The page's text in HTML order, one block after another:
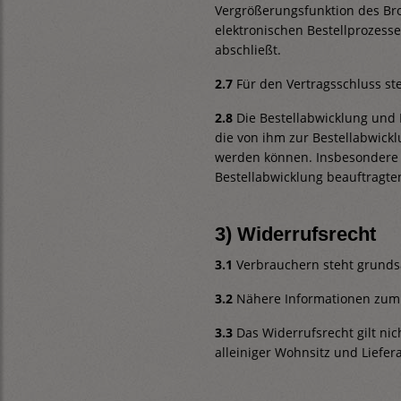
Vergrößerungsfunktion des
elektronischen
abschließt.
2.7 Für den Vertragsschluss
2.8 Die Bestellabwicklung
die von ihm zur
werden können.
Bestellabwicklung
3) Widerrufsrecht
3.1 Verbrauchern steht
3.2 Nähere Informationen
3.3 Das Widerrufsrecht gilt
alleiniger Wohnsitz und